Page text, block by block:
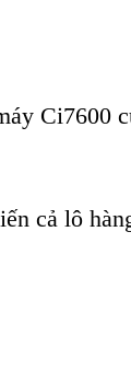
cả lô